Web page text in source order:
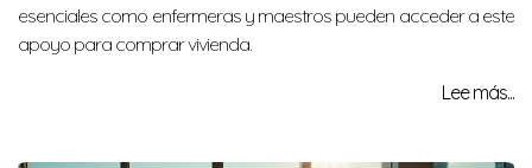
esenciales como enfermeras y maestros pueden acceder a este
apoyo para comprar vivienda.
Lee más...